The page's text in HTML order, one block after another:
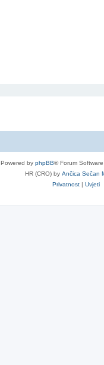
Powered by phpBB® Forum
HR (CRO) by Ančica Sečan
Privatnost | Uvjeti